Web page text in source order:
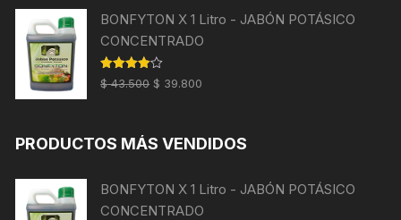
BONFYTON X 1 Litro - JABÓN POTÁSICO
CONCENTRADO
Valorado
con 4.00
$43.500 El
era:
$ 39.800
es:
PRODUCTOS MÁS VENDIDOS
BONFYTON X 1 Litro - JABÓN POTÁSICO
CONCENTRADO